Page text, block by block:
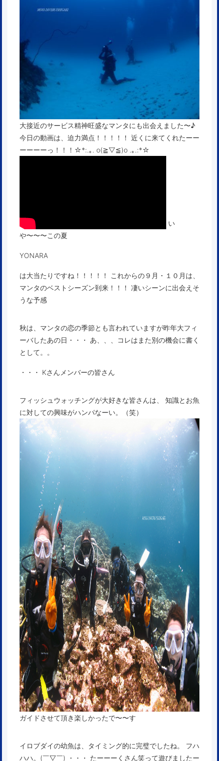
大接近のサービス精神旺盛なマンタにも出会えました〜♪
今日の動画は、迫力満点！！！！！ 近くに来てくれたーー
ーーーーっ！！！☆*:.｡. o(≧▽≦)o .｡.:*☆
い
や〜〜〜この夏
YONARA
は大当たりですね！！！！！ これからの９月・１０月は、
マンタのベストシーズン到来！！！ 凄いシーンに出会えそ
うな予感
秋は、マンタの恋の季節とも言われていますが昨年大フィ
ーバしたあの日・・・ あ、、、コレはまた別の機会に書く
として。。
・・・ Kさんメンバーの皆さん
フィッシュウォッチングが大好きな皆さんは、 知識とお魚
に対しての興味がハンパなーい。（笑）
ガイドさせて頂き楽しかったで〜〜す
イロブダイの幼魚は、タイミング的に完璧でしたね。 フハ
ハハ。(￣▽￣) ・・・ たーーーくさん笑って遊びましたー